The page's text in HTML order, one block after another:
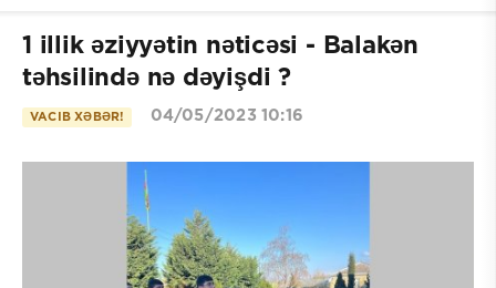
1 illik əziyyətin nəticəsi - Balakən
təhsilində nə dəyişdi ?
VACIB XƏBƏR! 04/05/2023 10:16